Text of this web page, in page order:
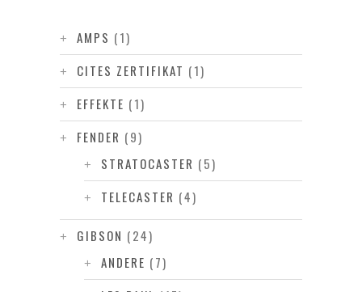
AMPS (1)
CITES ZERTIFIKAT (1)
EFFEKTE (1)
FENDER (9)
STRATOCASTER (5)
TELECASTER (4)
GIBSON (24)
ANDERE (7)